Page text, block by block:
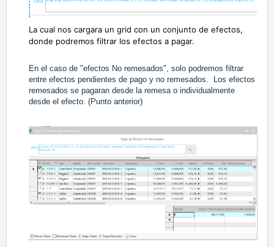
La cual nos cargara un grid con un conjunto de efectos,
donde podremos filtrar los efectos a pagar.
En el caso de "efectos No remesados", solo podremos filtrar
entre efectos pendientes de pago y no remesados. Los efectos
remesados se pagaran desde la remesa o individualmente
desde el efecto. (Punto anterior)